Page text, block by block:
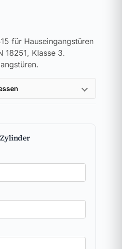
für Hauseingangstüren
18251, Klasse 3.